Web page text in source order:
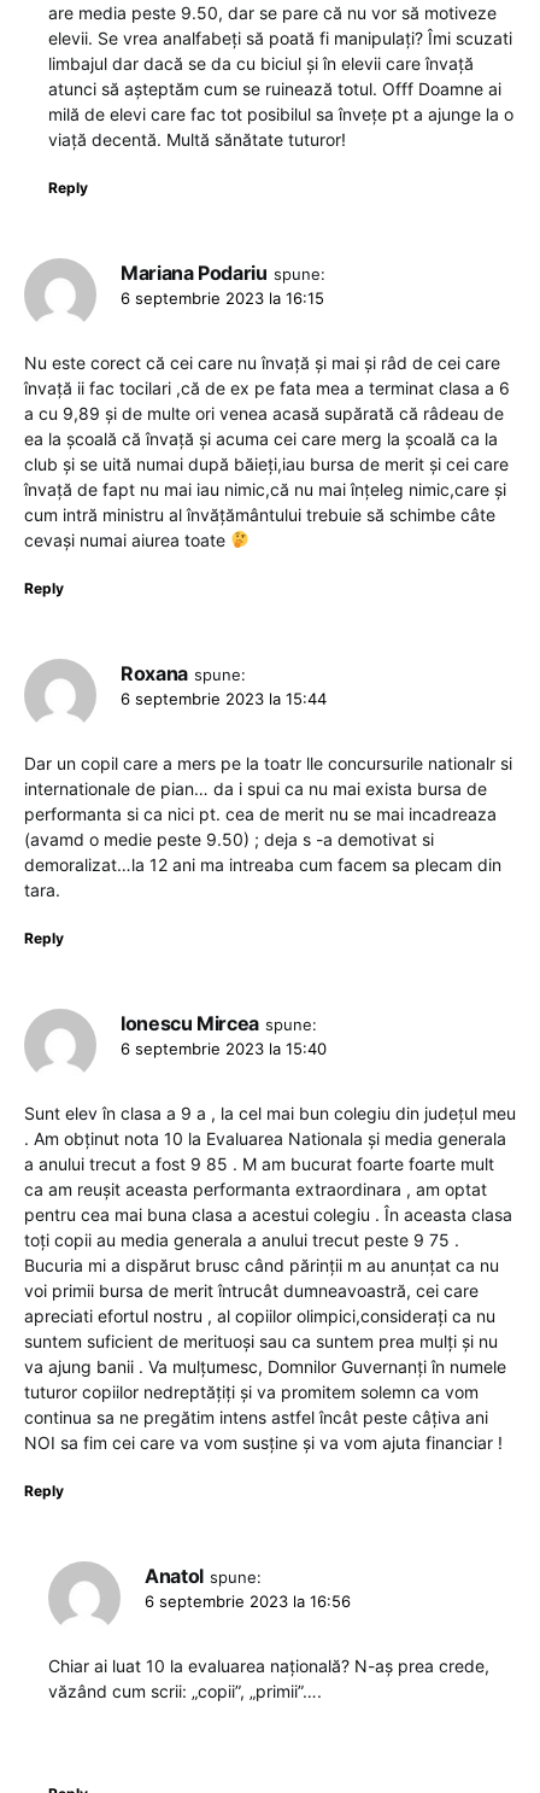
are media peste 9.50, dar se pare că nu vor să motiveze
elevii. Se vrea analfabeți să poată fi manipulați? Îmi scuzati
limbajul dar dacă se da cu biciul și în elevii care învață
atunci să așteptăm cum se ruinează totul. Offf Doamne ai
milă de elevi care fac tot posibilul sa învețe pt a ajunge la o
viață decentă. Multă sănătate tuturor!
Reply
Mariana Podariu spune:
6 septembrie 2023 la 16:15
Nu este corect că cei care nu învață și mai și râd de cei care
învață ii fac tocilari ,că de ex pe fata mea a terminat clasa a 6
a cu 9,89 și de multe ori venea acasă supărată că râdeau de
ea la școală că învață și acuma cei care merg la școală ca la
club și se uită numai după băieți,iau bursa de merit și cei care
învață de fapt nu mai iau nimic,că nu mai înțeleg nimic,care și
cum intră ministru al învățământului trebuie să schimbe câte
cevași numai aiurea toate
Reply
Roxana spune:
6 septembrie 2023 la 15:44
Dar un copil care a mers pe la toatr lle concursurile nationalr si
internationale de pian… da i spui ca nu mai exista bursa de
performanta si ca nici pt. cea de merit nu se mai incadreaza
(avamd o medie peste 9.50) ; deja s -a demotivat si
demoralizat…la 12 ani ma intreaba cum facem sa plecam din
tara.
Reply
Ionescu Mircea spune:
6 septembrie 2023 la 15:40
Sunt elev în clasa a 9 a , la cel mai bun colegiu din județul meu
. Am obținut nota 10 la Evaluarea Nationala și media generala
a anului trecut a fost 9 85 . M am bucurat foarte foarte mult
ca am reușit aceasta performanta extraordinara , am optat
pentru cea mai buna clasa a acestui colegiu . În aceasta clasa
toți copii au media generala a anului trecut peste 9 75 .
Bucuria mi a dispărut brusc când părinții m au anunțat ca nu
voi primii bursa de merit întrucât dumneavoastră, cei care
apreciati efortul nostru , al copiilor olimpici,considerați ca nu
suntem suficient de merituoși sau ca suntem prea mulți și nu
va ajung banii . Va mulțumesc, Domnilor Guvernanți în numele
tuturor copiilor nedreptățiți și va promitem solemn ca vom
continua sa ne pregătim intens astfel încât peste câțiva ani
NOI sa fim cei care va vom susține și va vom ajuta financiar !
Reply
Anatol spune:
6 septembrie 2023 la 16:56
Chiar ai luat 10 la evaluarea națională? N-aș prea crede,
văzând cum scrii: „copii”, „primii”….